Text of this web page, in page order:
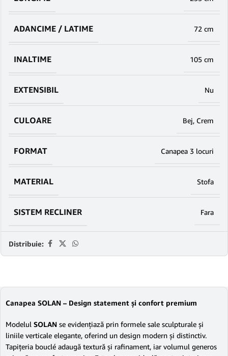
ADANCIME / LATIME 72 cm
INALTIME 105 cm
EXTENSIBIL Nu
CULOARE Bej, Crem
FORMAT Canapea 3 locuri
MATERIAL Stofa
SISTEM RECLINER Fara
Distribuie:
Canapea SOLAN – Design statement și confort premium
Modelul SOLAN se evidențiază prin formele sale sculpturale și
liniile verticale elegante, oferind un design modern și distinctiv.
Tapițeria bouclé adaugă textură și rafinament, iar volumul generos